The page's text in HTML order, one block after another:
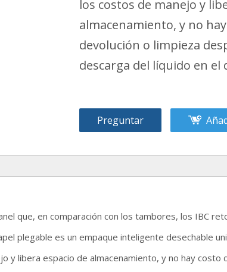
los costos de manejo y
almacenamiento, y no
devolución o limpieza
descarga del líquido en el
Preguntar
que, en comparación con los tambores, los IBC
plegable es un empaque inteligente desechable
libera espacio de almacenamiento, y no hay costo